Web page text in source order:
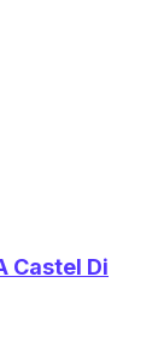
Castel Di